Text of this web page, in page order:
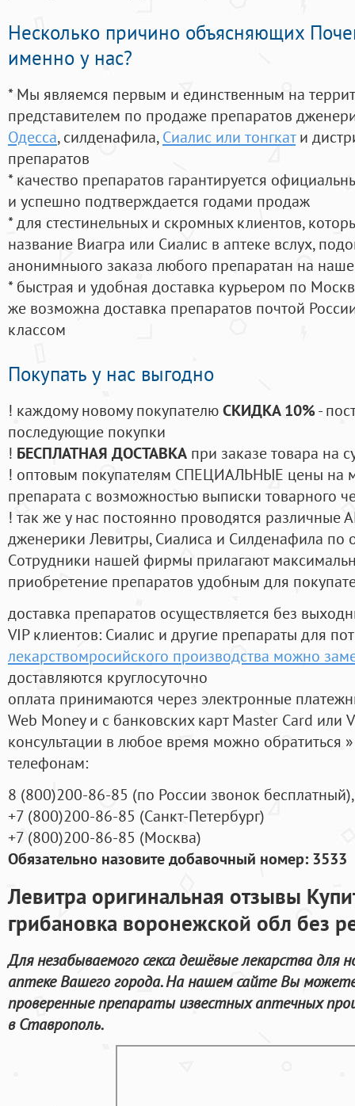
Несколько причино объясняющих
именно у нас?
* Мы являемся первым и единственным на
представителем по продаже препаратов
Одесса, силденафила, Сиалис или тонгкати
препаратов
* качество препаратов гарантируется
и успешно подтверждается годами продаж
* для стестинельных и скромных клиентов,
название Виагра или Сиалис в аптеке вслух,
анонимныого заказа любого препаратан на
* быстрая и удобная доставка курьером по
же возможна доставка препаратов почтой
классом
Покупать у нас выгодно
! каждому новому покупателюСКИДКА 10%-
последующие покупки
! БЕСПЛАТНАЯ ДОСТАВКА при заказе товара на
! оптовым покупателям СПЕЦИАЛЬНЫЕ цены на
препарата с возможностью выписки товарного
! так же у нас постоянно проводятся
дженерики Левитры, Сиалиса и Силденафила по
Cотрудники нашей фирмы прилагают
приобретение препаратов удобным для
доставка препаратов осуществляется без
VIP клиентов: Сиалис и другие препараты для
лекарствомросийского производства можно
доставляются круглосуточно
оплата принимаются через электронные
Web Money и с банковских карт Master Card или
консультации в любое время можно обратиться
телефонам:
8 (800)200-86-85 (по России звонок бесплатный),
+7 (800)200-86-85 (Санкт-Петербург)
+7 (800)200-86-85 (Москва)
Обязательно назовите добавочный номер: 3533
Левитра оригинальная отзывы
грибановка воронежской обл без
Для незабываемого секса дешёвые лекарства для
аптеке Вашего города. На нашем сайте Вы
проверенные препараты известных аптечных
в Ставрополь.